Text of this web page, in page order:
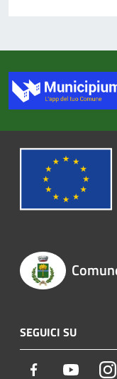
SEGUICI SU
Facebook Youtube